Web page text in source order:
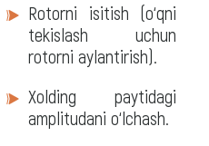
Rotorni isitish (o‘qni
tekislash uchun
rotorni aylantirish).
Xolding paytidagi
amplitudani o‘lchash.